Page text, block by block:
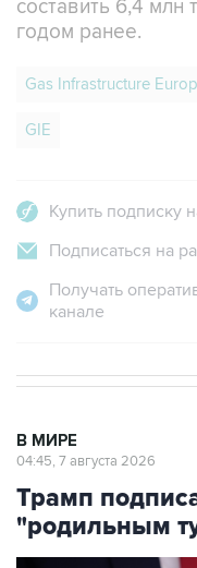
составить 6,4 млн
годом ранее.
Gas Infrastructure
GIE
Купить подписку
Подписаться на
Получать
канале
В МИРЕ
04:45, 7 августа 2026
Трамп
"родильным